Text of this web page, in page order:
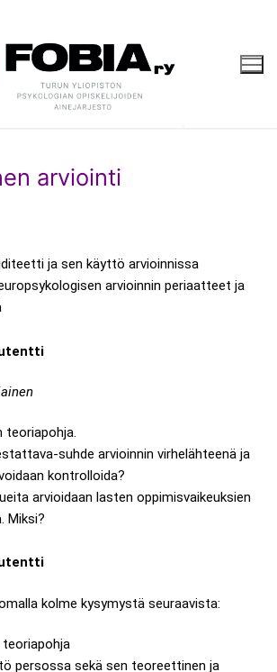
arviointi
ja sen käyttö arvioinnissa
arvioinnin periaatteet ja
teoriapohja.
suhde arvioinnin virhelähteenä ja
kontrolloida?
arvioidaan lasten oppimisvaikeuksien
Miksi?
kolme kysymystä seuraavista:
teoriapohja
persossa sekä sen teoreettinen ja